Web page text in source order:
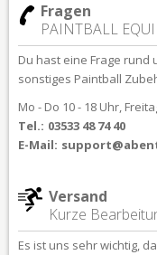
Fragen
PAINTBALL
Du hast eine Frage rund
sonstiges Paintball
Mo - Do 10 - 18 Uhr,
Tel.: 03533 48 74 40
E-Mail:
Versand
Kurze
Es ist uns sehr wichtig,